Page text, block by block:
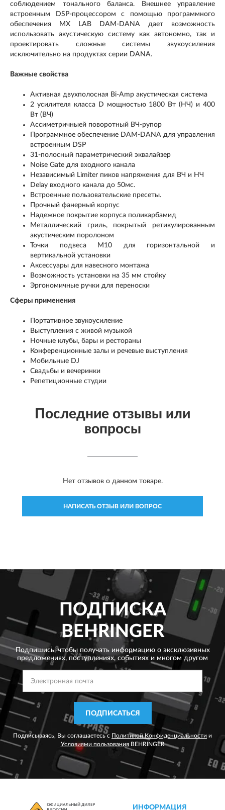
соблюдением тонального баланса. Внешнее управление
встроенным DSP-процессором с помощью программного
обеспечения MX LAB DAM-DANA дает возможность
использовать акустическую систему как автономно, так и
проектировать сложные системы звукоусиления
исключительно на продуктах серии DANA.
Важные свойства
Активная двухполосная Bi-Amp акустическая система
2 усилителя класса D мощностью 1800 Вт (НЧ) и 400
Вт (ВЧ)
Ассиметричныей поворотный ВЧ-рупор
Программное обеспечение DAM-DANA для управления
встроенным DSP
31-полосный параметрический эквалайзер
Noise Gate для входного канала
Независимый Limiter пиков напряжения для ВЧ и НЧ
Delay входного канала до 50мс.
Встроенные пользовательские пресеты.
Прочный фанерный корпус
Надежное покрытие корпуса поликарбамид
Металлический гриль, покрытый ретикулированным
акустическим поролоном
Точки подвеса M10 для горизонтальной и
вертикальной установки
Аксессуары для навесного монтажа
Возможность установки на 35 мм стойку
Эргономичные ручки для переноски
Сферы применения
Портативное звукоусиление
Выступления с живой музыкой
Ночные клубы, бары и рестораны
Конференционные залы и речевые выступления
Мобильные DJ
Свадьбы и вечеринки
Репетиционные студии
Последние отзывы или
вопросы
Нет отзывов о данном товаре.
НАПИСАТЬ ОТЗЫВ ИЛИ ВОПРОС
ПОДПИСКА
BEHRINGER
Подпишись, чтобы получать информацию о эксклюзивных
предложениях, поступлениях, событиях и многом другом
ПОДПИСАТЬСЯ
Подписываясь, Вы соглашаетесь с Политикой Конфиденциальности и
Условиями пользованияBEHRINGER
ИНФОРМАЦИЯ